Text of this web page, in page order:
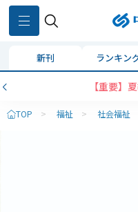
新刊 ランキン
【重要】
TOP > 福祉 > 社会福祉